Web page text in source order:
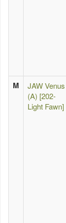
M
JAW Venus
(A) [202-
Light Fawn]